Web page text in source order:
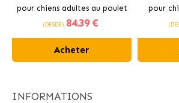
pour chiens adultes au poulet
(DESDE) 84.39 €
Acheter
pour
INFORMATIONS